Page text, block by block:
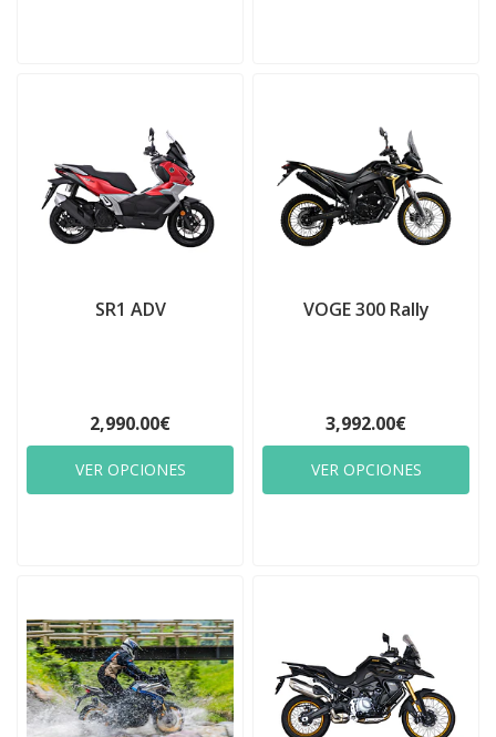
SR1 ADV
2,990.00€
VER OPCIONES
VOGE 300 Rally
3,992.00€
VER OPCIONES